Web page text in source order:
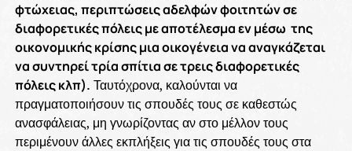
φτώχειας, περιπτώσεις αδελφών φοιτητών σε
διαφορετικές πόλεις με αποτέλεσμα εν μέσω της
οικονομικής κρίσης μια οικογένεια να αναγκάζεται
να συντηρεί τρία σπίτια σε τρεις διαφορετικές
πόλεις κλπ). Ταυτόχρονα, καλούνται να
πραγματοποιήσουν τις σπουδές τους σε καθεστώς
ανασφάλειας, μη γνωρίζοντας αν στο μέλλον τους
περιμένουν άλλες εκπλήξεις για τις σπουδές τους στα